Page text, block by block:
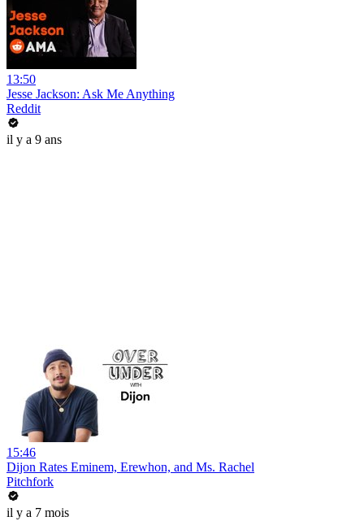
13:50
Jesse Jackson: Ask Me Anything
Reddit
il y a 9 ans
15:46
Dijon Rates Eminem, Erewhon, and Ms. Rachel
Pitchfork
il y a 7 mois